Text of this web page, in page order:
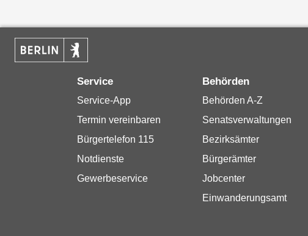
Service
Service-App
Termin vereinbaren
Bürgertelefon 115
Notdienste
Gewerbeservice
Behörden
Behörden A-Z
Senatsverwaltungen
Bezirksämter
Bürgerämter
Jobcenter
Einwanderungsamt